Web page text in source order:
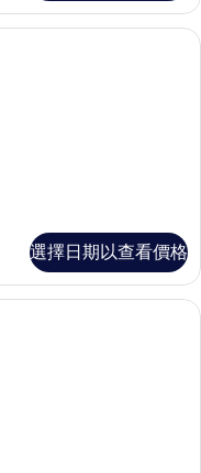
人房, 2 張標準雙人床 | 迷你吧
選擇日期以查看價格